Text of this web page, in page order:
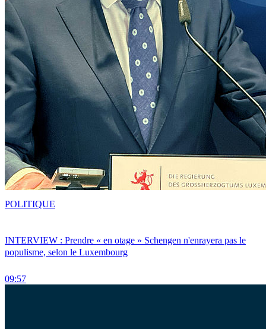
INTERVIEW : Prendre « en otage » Schengen n'enrayera pas le
populisme, selon le Luxembourg
09:57
POLITIQUE